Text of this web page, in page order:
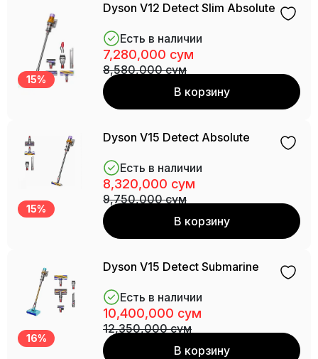
15%
Dyson V12 Detect Slim Absolute
Есть в наличии
7,280,000 сум
8,580,000 сум
В корзину
15%
Dyson V15 Detect Absolute
Есть в наличии
8,320,000 сум
9,750,000 сум
В корзину
16%
Dyson V15 Detect Submarine
Есть в наличии
10,400,000 сум
12,350,000 сум
В корзину